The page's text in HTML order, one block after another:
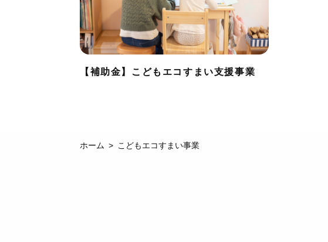
【補助金】こどもエコすまい支援事業
ホーム こどもエコすまい事業